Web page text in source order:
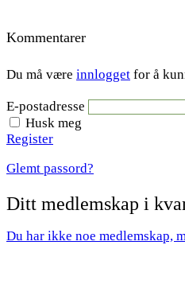
Kommentarer
Du må være innlogget for å
E-postadresse
Husk meg
Register
Glemt passord?
Ditt medlemskap i
Du har ikke noe medlemskap,